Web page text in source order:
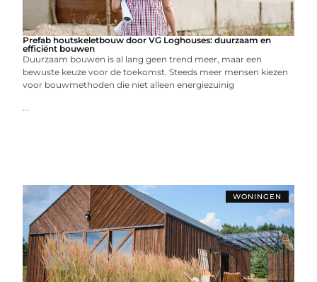
Prefab houtskeletbouw door VG Loghouses: duurzaam en
efficiënt bouwen
Duurzaam bouwen is al lang geen trend meer, maar een
bewuste keuze voor de toekomst. Steeds meer mensen kiezen
voor bouwmethoden die niet alleen energiezuinig
...
WONINGEN